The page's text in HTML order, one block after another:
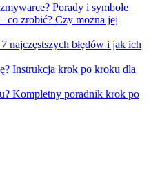
Porady i symbole
co zrobić? Czy można jej
najczęstszych błędów i jak ich
Instrukcja krok po kroku dla
Kompletny poradnik krok po